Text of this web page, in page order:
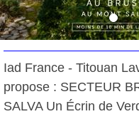
Iad France - Titouan
propose : SECTEUR
SALVA Un Écrin de